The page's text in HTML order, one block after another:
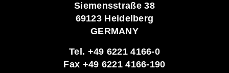
Siemensstraße 38
69123 Heidelberg
GERMANY
Tel. +49 6221 4166-0
Fax +49 6221 4166-190